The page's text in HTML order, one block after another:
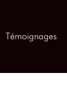
Témoignages